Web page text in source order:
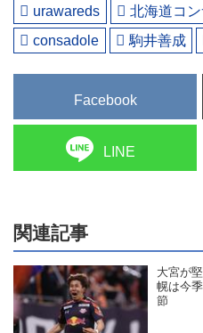
urawareds
北海道コ
consadole
駒井善成
Facebook
LINE
関連記事
大宮が
幌は今
節